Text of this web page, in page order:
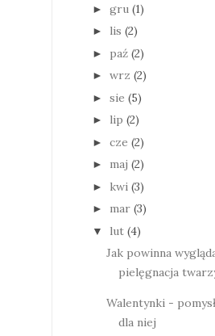
► gru (1)
► lis (2)
► paź (2)
► wrz (2)
► sie (5)
► lip (2)
► cze (2)
► maj (2)
► kwi (3)
► mar (3)
▼ lut (4)
Jak powinna
pielęgnacja
Walentynki -
dla niej